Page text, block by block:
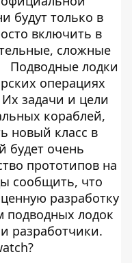
будут только в
включить в
сложные
Подводные лодки
операциях
задачи и цели
кораблей,
новый класс в
будет очень
прототипов на
сообщить, что
разработку
подводных лодок
разработчики.